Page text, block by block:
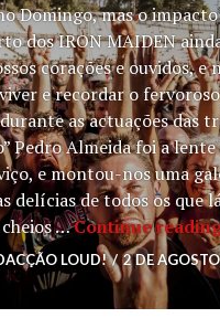
Domingo, mas o
dos IRON MAIDEN
corações e ouvidos, e
e recordar o
as actuações das
Pedro Almeida foi a
e montou-nos uma
delícias de todos os que
cheios …Continue
LOUD! 2 DE